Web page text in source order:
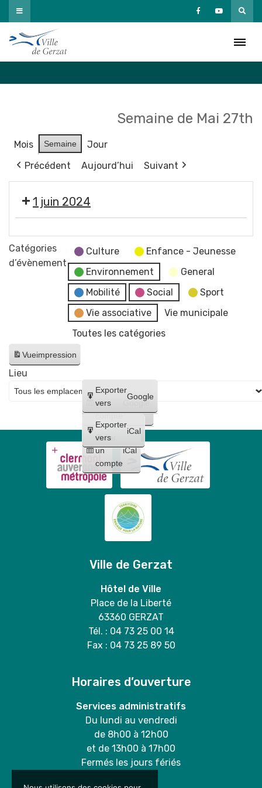
Passer
au
contenu
Semaine de Mai 27th
Mois Semaine
Jour
Précédent
Aujourd’hui Suivant
1 juin 2024
vide-
dressing
Catégories
d’évènement
Culture
Enfance - Jeunesse
Environnement
General
Mobilité
Social
Sport
Vie associative
Vie municipale
Toutes les catégories
Vueimpression
Créer
un
compte
Google
Créer
un
compte
iCal
Exporter
vers
Google
Exporter
vers
iCal
Lieu
Ville de Gerzat
Hôtel de Ville
Place de la Liberté
63360 GERZAT
Tél. : 04 73 25 00 14
Fax : 04 73 25 89 50
Horaires d’ouverture
Services administratifs
Du lundi au vendredi
de 8h00 à 12h00
et de 13h00 à 17h00
Fermés les jours fériés